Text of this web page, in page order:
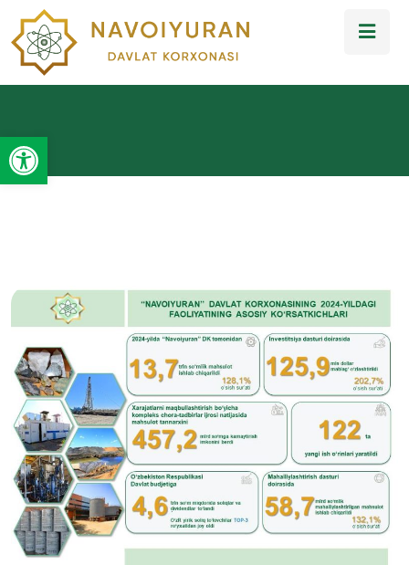
Open toolbar